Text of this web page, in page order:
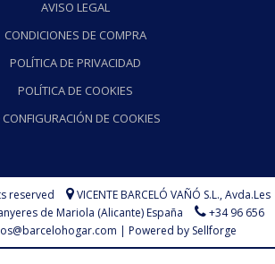
AVISO LEGAL
CONDICIONES DE COMPRA
POLÍTICA DE PRIVACIDAD
POLÍTICA DE COOKIES
CONFIGURACIÓN DE COOKIES
reserved VICENTE BARCELÓ VAÑÓ S.L.,Avda.Les
de Mariola (Alicante) España
+34 96 656
| Powered by Sellforge